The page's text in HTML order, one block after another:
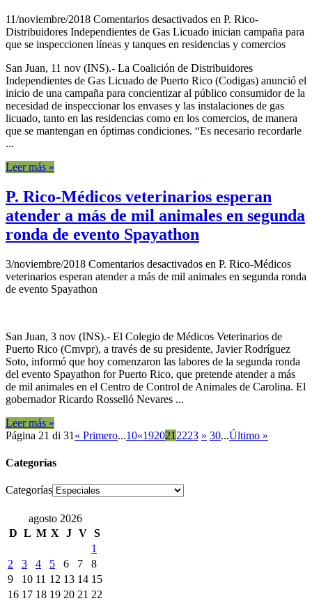
11/noviembre/2018 Comentarios desactivados en P. Rico-
Distribuidores Independientes de Gas Licuado inician campaña para
que se inspeccionen líneas y tanques en residencias y comercios
San Juan, 11 nov (INS).- La Coalición de Distribuidores
Independientes de Gas Licuado de Puerto Rico (Codigas) anunció el
inicio de una campaña para concientizar al público consumidor de la
necesidad de inspeccionar los envases y las instalaciones de gas
licuado, tanto en las residencias como en los comercios, de manera
que se mantengan en óptimas condiciones. “Es necesario recordarle
...
Leer más »
P. Rico-Médicos veterinarios esperan
atender a más de mil animales en segunda
ronda de evento Spayathon
3/noviembre/2018 Comentarios desactivados en P. Rico-Médicos
veterinarios esperan atender a más de mil animales en segunda ronda
de evento Spayathon
San Juan, 3 nov (INS).- El Colegio de Médicos Veterinarios de
Puerto Rico (Cmvpr), a través de su presidente, Javier Rodríguez
Soto, informó que hoy comenzaron las labores de la segunda ronda
del evento Spayathon for Puerto Rico, que pretende atender a más
de mil animales en el Centro de Control de Animales de Carolina. El
gobernador Ricardo Rosselló Nevares ...
Leer más »
Página 21 di 31 « Primero...10«192021 2223 » 30...Último »
Categorías
Categorías
agosto 2026
D L M X J V S
1
2
3 4 5 6 7
8
9
10 11 12 13 14 15
16 17 18 19 20 21 22